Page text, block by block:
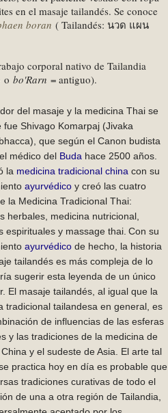
en el masaje tailandés. Se conoce
boran ( Tailandés: นวด แผน
corporal nativo de Tailandia
obo'Rarn = antiguo).
del masaje y la medicina Thai se
fue Shivago Komarpaj (Jivaka
que según el Canon budista
médico del Buda hace 2500 años.
la medicina tradicional china con su
ayurvédico y creó las cuatro
la Medicina Tradicional Thai:
herbales, medicina nutricional,
espirituales y massage thai. Con su
ayurvédico de hecho, la historia
tailandés es más compleja de lo
sugerir esta leyenda de un único
El masaje tailandés, al igual que la
tradicional tailandesa en general, es
de influencias de las esferas
y las tradiciones de la medicina de
y el sudeste de Asia. El arte tal
practica hoy en día es probable que
tradiciones curativas de todo el
de una a otra región de Tailandia,